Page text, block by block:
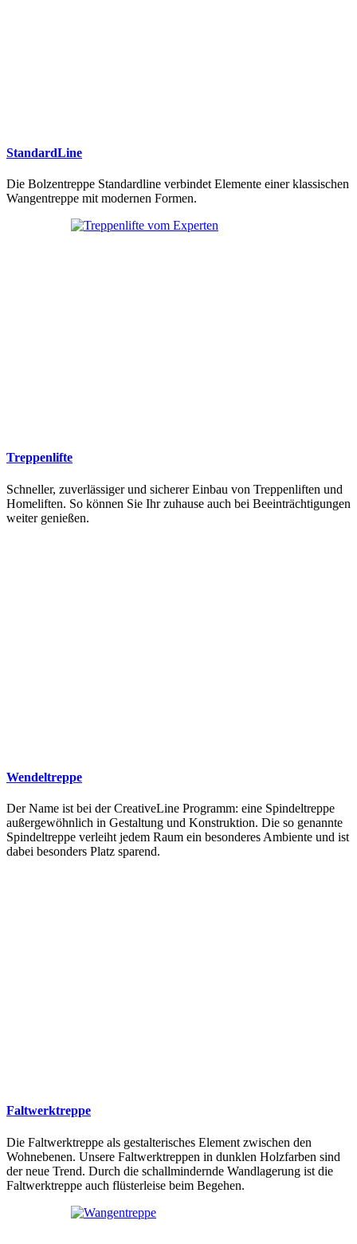
StandardLine
Die Bolzentreppe Standardline verbindet Elemente einer klassischen
Wangentreppe mit modernen Formen.
Treppenlifte
Schneller, zuverlässiger und sicherer Einbau von Treppenliften und
Homeliften. So können Sie Ihr zuhause auch bei Beeinträchtigungen
weiter genießen.
Wendeltreppe
Der Name ist bei der CreativeLine Programm: eine Spindeltreppe
außergewöhnlich in Gestaltung und Konstruktion. Die so genannte
Spindeltreppe verleiht jedem Raum ein besonderes Ambiente und ist
dabei besonders Platz sparend.
Faltwerktreppe
Die Faltwerktreppe als gestalterisches Element zwischen den
Wohnebenen. Unsere Faltwerktreppen in dunklen Holzfarben sind
der neue Trend. Durch die schallmindernde Wandlagerung ist die
Faltwerktreppe auch flüsterleise beim Begehen.